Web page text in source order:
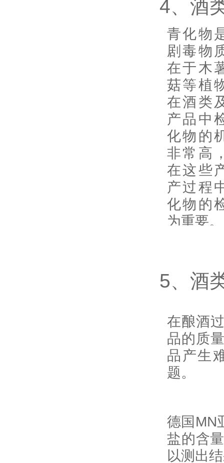
所需结
4、酒
青化物
剧毒物
在于木
菇等植
在酒类
产品中
化物的
非常高
在这些
产过程
化物 的
为重要。
德国MN
测试条
化物的
测试过
单又快
钟就可
5、酒
在酿酒
品的质
品产生
题。
德国MN
盐的含
以测出